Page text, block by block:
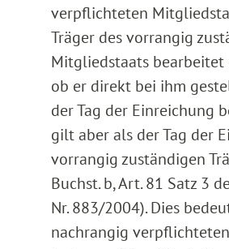
verpflichteten
Träger des vorrangig
Mitgliedstaats bearbeitet
ob er direkt bei ihm
der Tag der Einreichung
gilt aber als der Tag der
vorrangig zuständigen
Buchst. b, Art. 81 Satz 3
Nr. 883/2004). Dies
nachrangig